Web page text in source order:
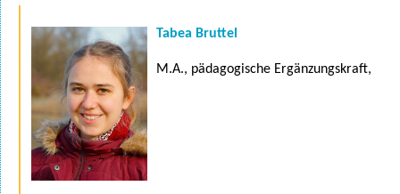
Tabea Bruttel
M.A., pädagogische Ergänzungskraft,